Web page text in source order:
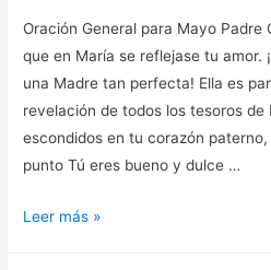
Oración General para Mayo Padre
que en María se reflejase tu amor.
una Madre tan perfecta! Ella es
revelación de todos los tesoros
escondidos en tu corazón
punto Tú eres bueno y dulce …
MAYO
Leer más »